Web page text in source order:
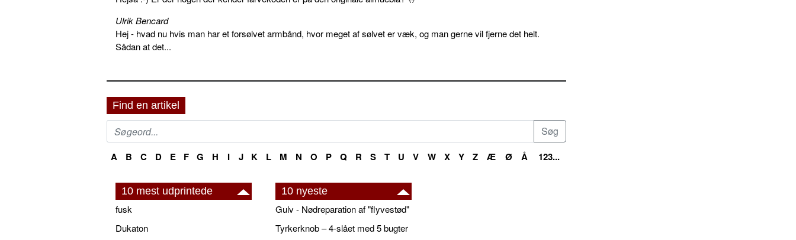
Ulrik Bencard
Hej - hvad nu hvis man har et forsølvet armbånd, hvor meget af sølvet er væk, og man gerne vil fjerne det helt.
Sådan at det...
Find en artikel
A B C D E F G H I J K L M N O P Q R S T U V W X Y Z Æ Ø Å 123...
10 mest udprintede
fusk
Dukaton
10 nyeste
Gulv - Nødreparation af "flyvestød"
Tyrkerknob – 4-slået med 5 bugter